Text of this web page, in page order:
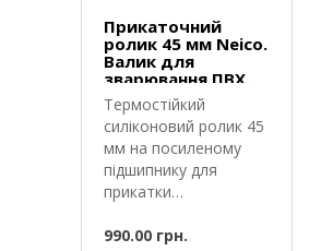
Прикаточний
ролик 45 мм Neico.
Валик для
зварювання ПВХ
мембрани, тенту,
лайнера
Термостійкий
силіконовий ролик 45
мм на посиленому
підшипнику для
прикатки
ролик Nei..
990.00 грн.